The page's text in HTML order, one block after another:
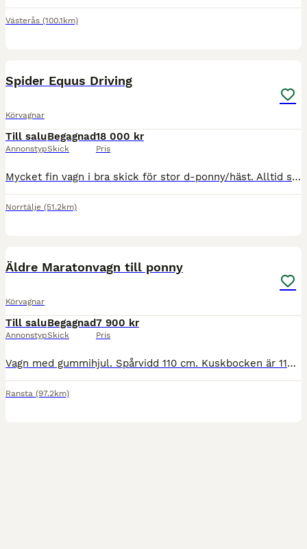
Västerås (100.1km)
Spider Equus Driving
Körvagnar
Till salu
Annonstyp
Begagnad
Skick
18 000 kr
Pris
Mycket fin vagn i bra skick för stor d-ponny/häst. Alltid stått täckt inomhus. Vagnen har även varit uppallad så att inte trähjulen blir skeva.Broms och enbetsskacklar. Stång går att köpa till från l
Norrtälje (51.2km)
Äldre Maratonvagn till ponny
Körvagnar
Till salu
Annonstyp
Begagnad
Skick
7 900 kr
Pris
Vagn med gummihjul. Spårvidd 110 cm. Kuskbocken är 110 cm upp. Parstång 243cm, skaklar 170cm. Som smalast mellan skaklarna ca 55 cm. Finns i Sala. Jag har själv köpt köpt den begagnad för många år sed
Ransta (97.2km)